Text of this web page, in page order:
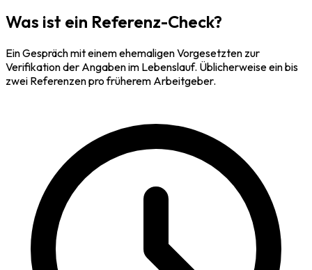
Was ist ein Referenz-Check?
Ein Gespräch mit einem ehemaligen Vorgesetzten zur
Verifikation der Angaben im Lebenslauf. Üblicherweise ein bis
zwei Referenzen pro früherem Arbeitgeber.